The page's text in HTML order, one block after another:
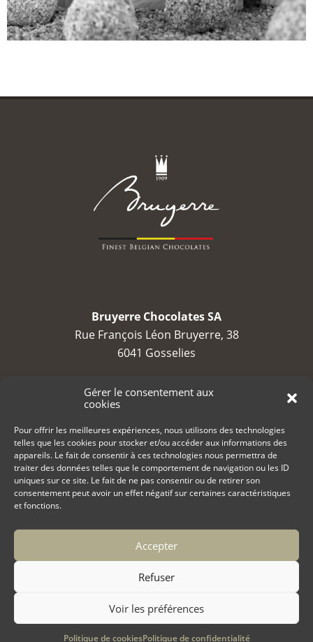
Gérer le consentement aux
cookies
Pour offrir les meilleures expériences, nous utilisons des technologies
telles que les cookies pour stocker et/ou accéder aux informations des
appareils. Le fait de consentir à ces technologies nous permettra de
traiter des données telles que le comportement de navigation ou les ID
uniques sur ce site. Le fait de ne pas consentir ou de retirer son
consentement peut avoir un effet négatif sur certaines caractéristiques
et fonctions.
Accepter
Refuser
Voir les préférences
Politique de cookiesPolitique de confidentialité
Bruyerre Chocolates SA
Rue François Léon Bruyerre, 38
6041 Gosselies
TVA : BE 0688 794 525
contact@bruyerre.eu
+32 (0)71 23 23 80
Copyright 2022 Bruyerre Chocolates
Politique de cookies (UE)